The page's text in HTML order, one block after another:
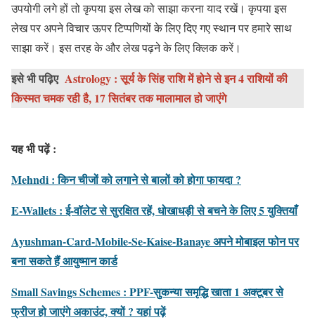
उपयोगी लगे हों तो कृपया इस लेख को साझा करना याद रखें। कृपया इस
लेख पर अपने विचार ऊपर टिप्पणियों के लिए दिए गए स्थान पर हमारे साथ
साझा करें। इस तरह के और लेख पढ़ने के लिए क्लिक करें।
इसे भी पढ़िए Astrology : सूर्य के सिंह राशि में होने से इन 4 राशियों की
किस्मत चमक रही है, 17 सितंबर तक मालामाल हो जाएंगे
यह भी पढ़ें :
Mehndi : किन चीजों को लगाने से बालों को होगा फायदा ?
E-Wallets : ई-वॉलेट से सुरक्षित रहें, धोखाधड़ी से बचने के लिए 5 युक्तियाँ
Ayushman-Card-Mobile-Se-Kaise-Banaye अपने मोबाइल फोन पर
बना सकते हैं आयुष्मान कार्ड
Small Savings Schemes : PPF-सुकन्या समृद्धि खाता 1 अक्टूबर से
फ्रीज हो जाएंगे अकाउंट, क्यों ? यहां पढ़ें